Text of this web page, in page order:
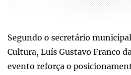
Segundo o secretário
Cultura, Luís Gustavo Franco
evento reforça o